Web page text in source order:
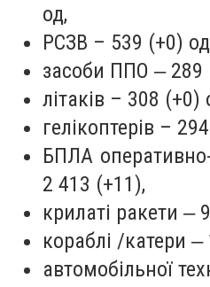
од,
РСЗВ – 539 (+0)
засоби ППО ‒ 289
літаків – 308 (+0)
гелікоптерів –
БПЛА
2 413 (+11),
крилаті ракети ‒
кораблі /катери
автомобільної